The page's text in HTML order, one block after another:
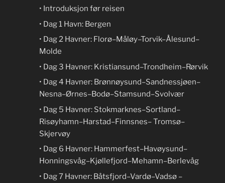
• Introduksjon før reisen
• Dag 1 Havn: Bergen
• Dag 2 Havner: Florø–Måløy–Torvik–Ålesund–
Molde
• Dag 3 Havner: Kristiansund–Trondheim–Rørvik
• Dag 4 Havner: Brønnøysund–Sandnessjøen–
Nesna–Ørnes–Bodø–Stamsund–Svolvær
• Dag 5 Havner: Stokmarknes–Sortland–
Risøyhamn–Harstad–Finnsnes– Tromsø–
Skjervøy
• Dag 6 Havner: Hammerfest–Havøysund–
Honningsvåg–Kjøllefjord–Mehamn–Berlevåg
• Dag 7 Havner: Båtsfjord–Vardø–Vadsø –